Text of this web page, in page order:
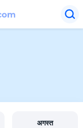
अगस्त